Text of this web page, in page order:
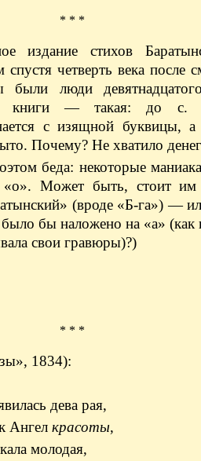
* * *
издание стихов
четверть века после
были люди
книги — такая: до с.
с изящной буквицы,
Почему? Не хватило
беда: некоторые
Может быть, стоит им
(вроде «Б-га») —
бы наложено на «а» (как
свои гравюры)?)
* * *
1834):
дева рая,
Ангел красоты,
молодая,